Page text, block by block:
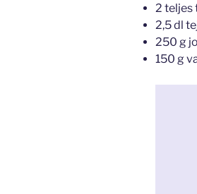
2 teljes
2,5 dl
250 g
150 g